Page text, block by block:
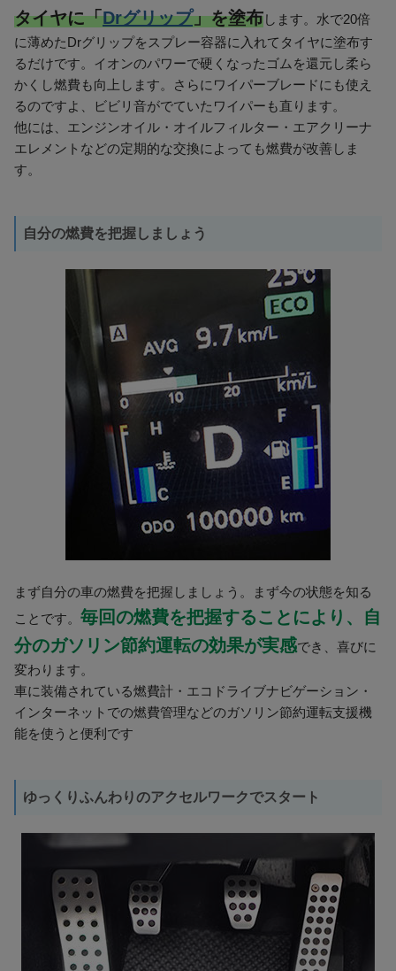
タイヤに「Drグリップ」を塗布します。水で20倍
に薄めたDrグリップをスプレー容器に入れてタイヤに塗布す
るだけです。イオンのパワーで硬くなったゴムを還元し柔ら
かくし燃費も向上します。さらにワイパーブレードにも使え
るのですよ、ビビリ音がでていたワイパーも直ります。
他には、エンジンオイル・オイルフィルター・エアクリーナ
エレメントなどの定期的な交換によっても燃費が改善しま
す。
自分の燃費を把握しましょう
まず自分の車の燃費を把握しましょう。まず今の状態を知る
ことです。 毎回の燃費を把握することにより、自
分のガソリン節約運転の効果が実感でき、喜びに
変わります。
車に装備されている燃費計・エコドライブナビゲーション・
インターネットでの燃費管理などのガソリン節約運転支援機
能を使うと便利です
ゆっくりふんわりのアクセルワークでスタート